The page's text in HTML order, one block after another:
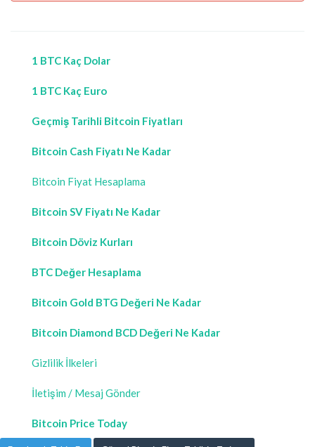
1 BTC Kaç Dolar
1 BTC Kaç Euro
Geçmiş Tarihli Bitcoin Fiyatları
Bitcoin Cash Fiyatı Ne Kadar
Bitcoin Fiyat Hesaplama
Bitcoin SV Fiyatı Ne Kadar
Bitcoin Döviz Kurları
BTC Değer Hesaplama
Bitcoin Gold BTG Değeri Ne Kadar
Bitcoin Diamond BCD Değeri Ne Kadar
Gizlilik İlkeleri
İletişim / Mesaj Gönder
Bitcoin Price Today